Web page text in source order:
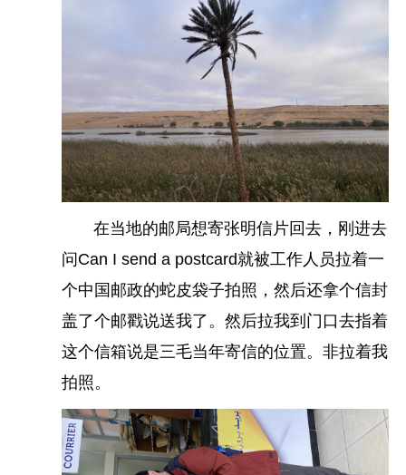
上海到马赛，然后再从马赛到
，花费了18个小时。
照，只要准备好往返的机票，第一天晚上的酒店住
宿单就可以了。海关还会点中文，就很别扭的一
在当地的邮局想寄张明信片回去，刚进去
问Can I send a postcard就被工作人员拉着一
个中国邮政的蛇皮袋子拍照，然后还拿个信封
盖了个邮戳说送我了。然后拉我到门口去指着
这个信箱说是三毛当年寄信的位置。非拉着我
拍照。